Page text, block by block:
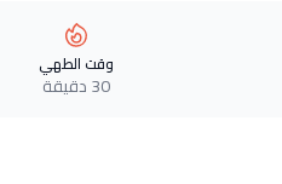
وقت الطهي
30 دقيقة